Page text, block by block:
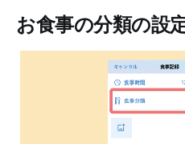
お食事の分類の設